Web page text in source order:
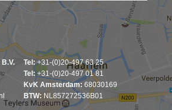
Tel: +31-(0)20-497 63 25
Tel:+31-(0)20-497 01 81
KvK Amsterdam: 68030169
BTW: NL857272536B01